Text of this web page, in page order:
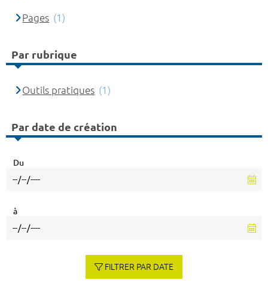
Pages (1)
Par rubrique
Outils pratiques (1)
Par date de création
Du
à
FILTRER PAR DATE